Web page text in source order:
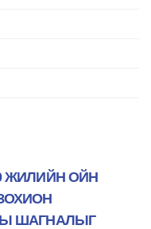
ЖИЛИЙН ОЙН
ШАГНАЛЫГ